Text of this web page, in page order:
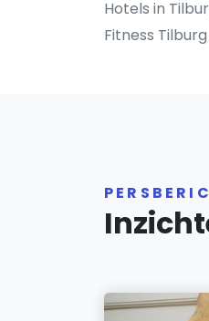
Hotels in
Fitness Tilburg